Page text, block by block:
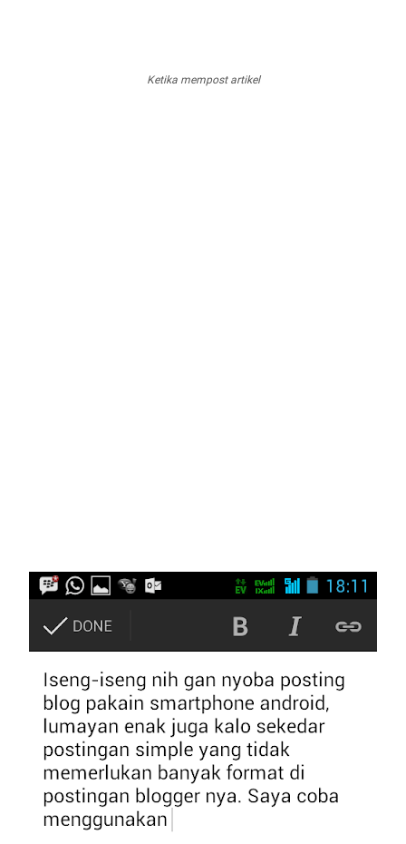
Ketika mempost artikel